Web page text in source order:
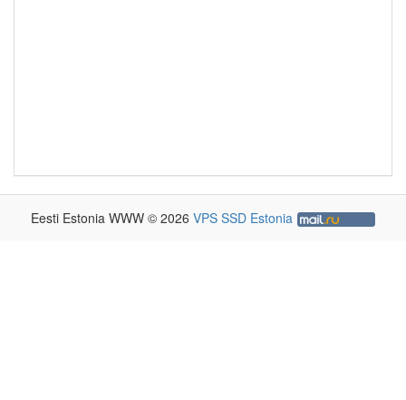
Eesti Estonia WWW © 2026 VPS SSD Estonia